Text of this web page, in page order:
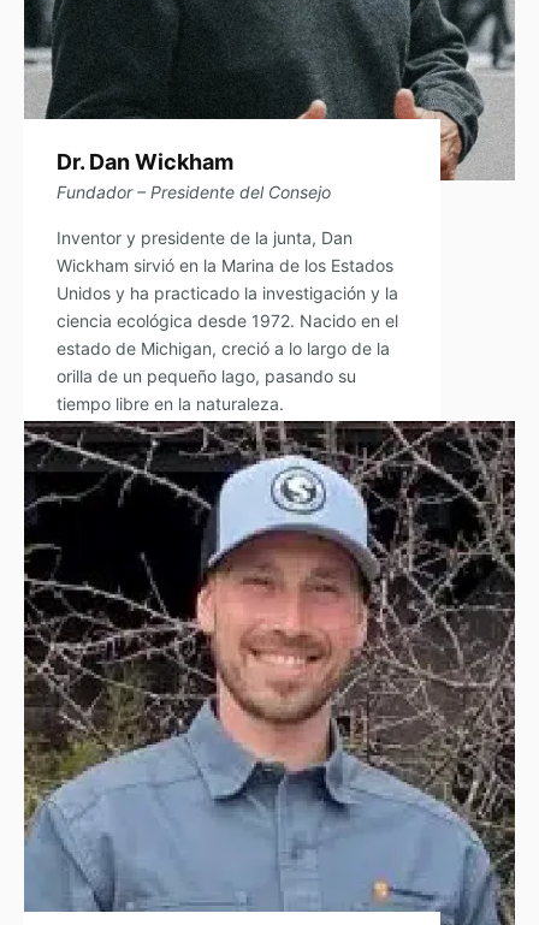
Dr. Dan Wickham
Fundador – Presidente del Consejo
Inventor y presidente de la junta, Dan
Wickham sirvió en la Marina de los Estados
Unidos y ha practicado la investigación y la
ciencia ecológica desde 1972. Nacido en el
estado de Michigan, creció a lo largo de la
orilla de un pequeño lago, pasando su
tiempo libre en la naturaleza.
Leer Biografía